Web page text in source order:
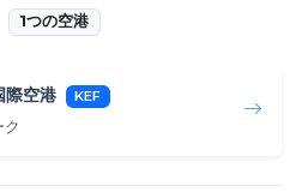
1つの空港
際空港 KEF
ク